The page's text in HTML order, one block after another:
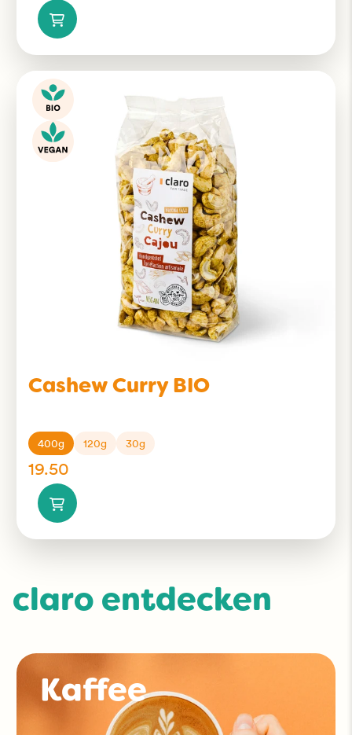
Cashew Curry BIO
400g 120g 30g
19.50
claro entdecken
Kaffee